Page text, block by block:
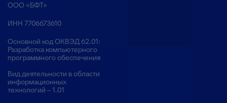
ООО «БФТ»
ИНН 7706673610
Основной код ОКВЭД 62.01:
Разработка компьютерного
программного обеспечения
Вид деятельности в области
информационных
технологий – 1.01